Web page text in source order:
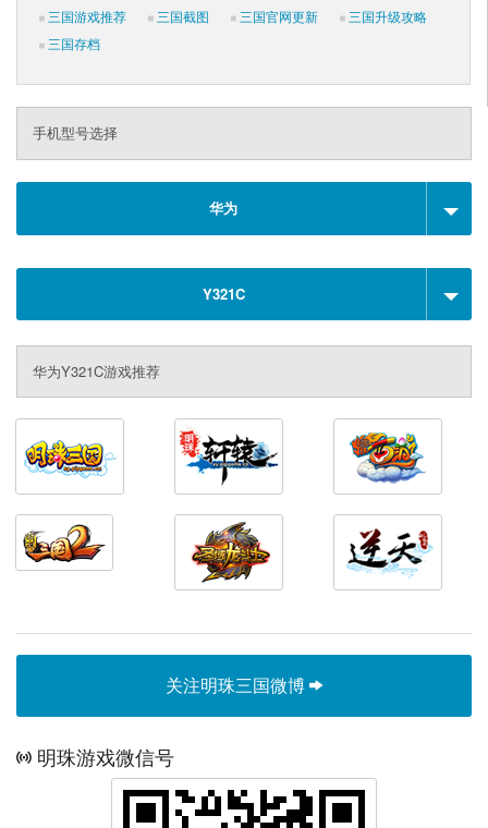
三国游戏推荐
三国截图 三国官网更新
三国升级攻略
三国存档
手机型号选择
华为
Y321C
华为Y321C游戏推荐
关注明珠三国微博
明珠游戏微信号